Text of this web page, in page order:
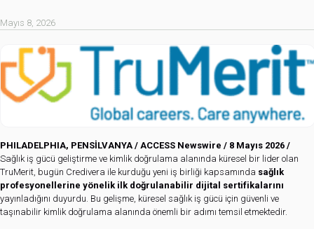
Mayıs 8, 2026
PHILADELPHIA, PENSİLVANYA / ACCESS Newswire / 8 Mayıs 2026 /
Sağlık iş gücü geliştirme ve kimlik doğrulama alanında küresel bir lider olan
TruMerit, bugün Credivera ile kurduğu yeni iş birliği kapsamında sağlık
profesyonellerine yönelik ilk doğrulanabilir dijital sertifikalarını
yayınladığını duyurdu. Bu gelişme, küresel sağlık iş gücü için güvenli ve
taşınabilir kimlik doğrulama alanında önemli bir adımı temsil etmektedir.